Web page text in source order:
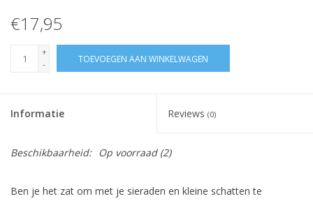
€17,95
+
-
TOEVOEGEN AAN WINKELWAGEN
Informatie Reviews (0)
Beschikbaarheid: Op voorraad(2)
Ben je het zat om met je sieraden en kleine schatten te